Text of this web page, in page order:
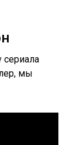
сериала
мы